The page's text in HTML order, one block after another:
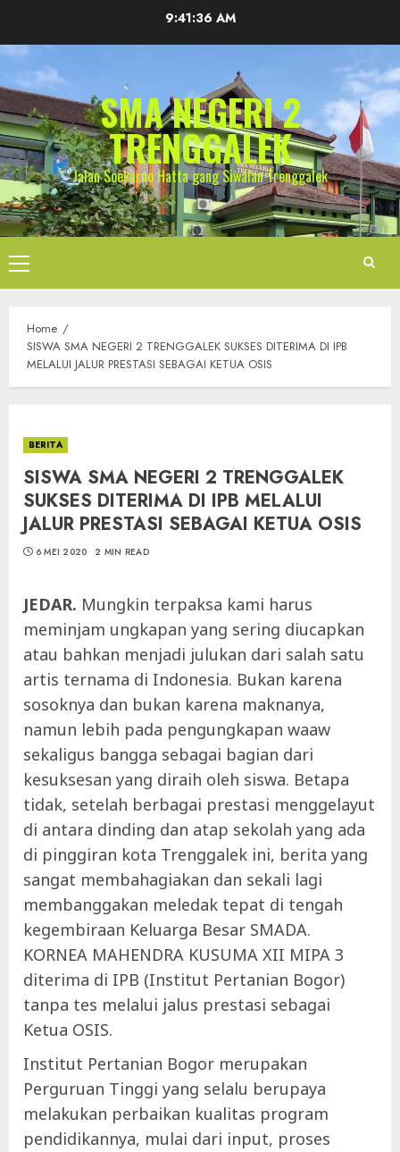
content
9:41:36 AM
SMA NEGERI 2
TRENGGALEK
Jalan Soekarno Hatta gang Siwalan Trenggalek
Primary
Menu
Home
SISWA SMA NEGERI 2 TRENGGALEK SUKSES DITERIMA DI IPB
MELALUI JALUR PRESTASI SEBAGAI KETUA OSIS
BERITA
SISWA SMA NEGERI 2 TRENGGALEK
SUKSES DITERIMA DI IPB MELALUI
JALUR PRESTASI SEBAGAI KETUA OSIS
6 MEI 2020 2 MIN READ
JEDAR. Mungkin terpaksa kami harus
meminjam ungkapan yang sering diucapkan
atau bahkan menjadi julukan dari salah satu
artis ternama di Indonesia. Bukan karena
sosoknya dan bukan karena maknanya,
namun lebih pada pengungkapan waaw
sekaligus bangga sebagai bagian dari
kesuksesan yang diraih oleh siswa. Betapa
tidak, setelah berbagai prestasi menggelayut
di antara dinding dan atap sekolah yang ada
di pinggiran kota Trenggalek ini, berita yang
sangat membahagiakan dan sekali lagi
membanggakan meledak tepat di tengah
kegembiraan Keluarga Besar SMADA.
KORNEA MAHENDRA KUSUMA XII MIPA 3
diterima di IPB (Institut Pertanian Bogor)
tanpa tes melalui jalus prestasi sebagai
Ketua OSIS.
Institut Pertanian Bogor merupakan
Perguruan Tinggi yang selalu berupaya
melakukan perbaikan kualitas program
pendidikannya, mulai dari input, proses